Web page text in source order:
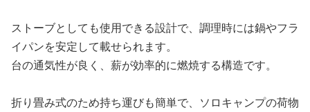
ストーブとしても使用できる設計で、調理時には鍋やフラ
イパンを安定して載せられます。
台の通気性が良く、薪が効率的に燃焼する構造です。
折り畳み式のため持ち運びも簡単で、ソロキャンプの荷物